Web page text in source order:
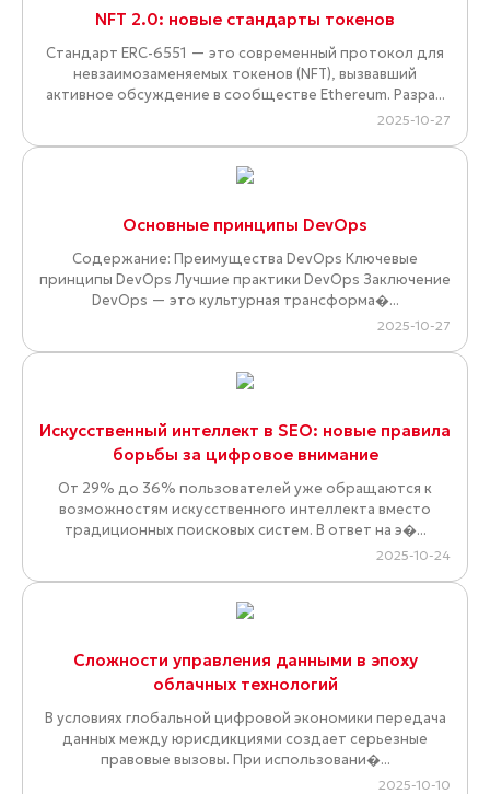
NFT 2.0: новые стандарты токенов
Стандарт ERC-6551 — это современный протокол для
невзаимозаменяемых токенов (NFT), вызвавший
активное обсуждение в сообществе Ethereum. Разра...
2025-10-27
Основные принципы DevOps
Содержание: Преимущества DevOps Ключевые
принципы DevOps Лучшие практики DevOps Заключение
DevOps — это культурная трансформа�...
2025-10-27
Искусственный интеллект в SEO: новые правила
борьбы за цифровое внимание
От 29% до 36% пользователей уже обращаются к
возможностям искусственного интеллекта вместо
традиционных поисковых систем. В ответ на э�...
2025-10-24
Сложности управления данными в эпоху
облачных технологий
В условиях глобальной цифровой экономики передача
данных между юрисдикциями создает серьезные
правовые вызовы. При использовани�...
2025-10-10